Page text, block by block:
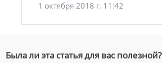
1 октября 2018 г. 11:42
Была ли эта статья для вас полезной?